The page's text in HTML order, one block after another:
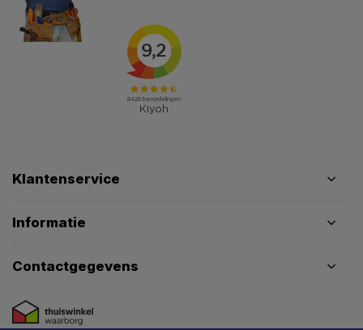
Klantenservice
Informatie
Contactgegevens